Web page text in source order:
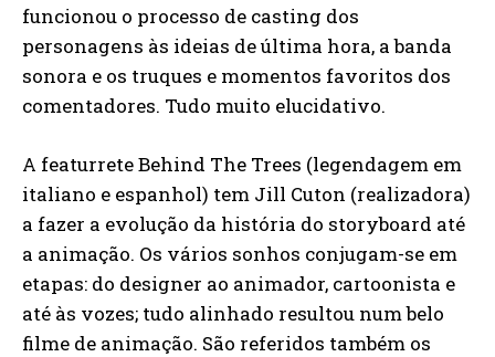
funcionou o processo de casting dos
personagens às ideias de última hora, a banda
sonora e os truques e momentos favoritos dos
comentadores. Tudo muito elucidativo.
A featurrete Behind The Trees (legendagem em
italiano e espanhol) tem Jill Cuton (realizadora)
a fazer a evolução da história do storyboard até
a animação. Os vários sonhos conjugam-se em
etapas: do designer ao animador, cartoonista e
até às vozes; tudo alinhado resultou num belo
filme de animação. São referidos também os